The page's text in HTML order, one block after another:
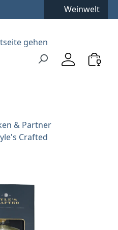
Weinwelt
& Partner
Crafted